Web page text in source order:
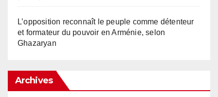
L’opposition reconnaît le peuple comme détenteur
et formateur du pouvoir en Arménie, selon
Ghazaryan
Archives